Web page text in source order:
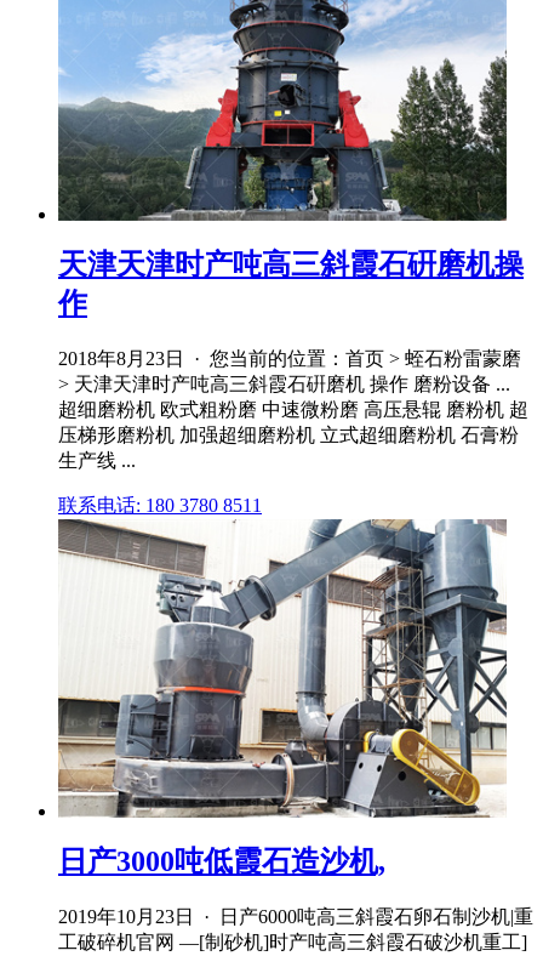
天津天津时产吨高三斜霞石硏磨机操
作
2018年8月23日 · 您当前的位置：首页 > 蛭石粉雷蒙磨
> 天津天津时产吨高三斜霞石硏磨机 操作 磨粉设备 ...
超细磨粉机 欧式粗粉磨 中速微粉磨 高压悬辊 磨粉机 超
压梯形磨粉机 加强超细磨粉机 立式超细磨粉机 石膏粉
生产线 ...
联系电话: 180 3780 8511
日产3000吨低霞石造沙机,
2019年10月23日 · 日产6000吨高三斜霞石卵石制沙机|重
工破碎机官网 —[制砂机]时产吨高三斜霞石破沙机重工]